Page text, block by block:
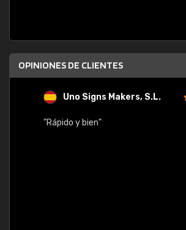
OPINIONES DE CLIENTES
Uno Signs Makers, S.L.
"Rápido y bien"